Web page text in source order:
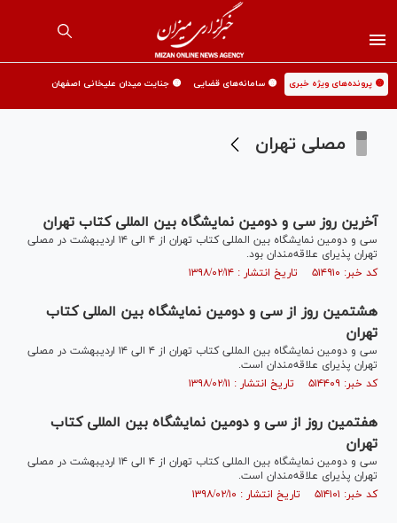
🟡 پرونده‌های ویژه خبری 🟡 سامانه‌های قضایی 🟡 جنایت میدان علیخانی اصفهان
مصلی تهران
آخرین روز سی و دومین نمایشگاه بین المللی کتاب تهران
سی و دومین نمایشگاه بین المللی کتاب تهران از ۴ الی ۱۴ اردیبهشت در مصلی
تهران پذیرای علاقه‌مندان بود.
کد خبر: ۵۱۴۹۱۰ تاریخ انتشار : ۱۳۹۸/۰۲/۱۴
هشتمین روز از سی و دومین نمایشگاه بین المللی کتاب
تهران
سی و دومین نمایشگاه بین المللی کتاب تهران از ۴ الی ۱۴ اردیبهشت در مصلی
تهران پذیرای علاقه‌مندان است.
کد خبر: ۵۱۴۴۰۹ تاریخ انتشار : ۱۳۹۸/۰۲/۱۱
هفتمین روز از سی و دومین نمایشگاه بین المللی کتاب
تهران
سی و دومین نمایشگاه بین المللی کتاب تهران از ۴ الی ۱۴ اردیبهشت در مصلی
تهران پذیرای علاقه‌مندان است.
کد خبر: ۵۱۴۱۰۱ تاریخ انتشار : ۱۳۹۸/۰۲/۱۰